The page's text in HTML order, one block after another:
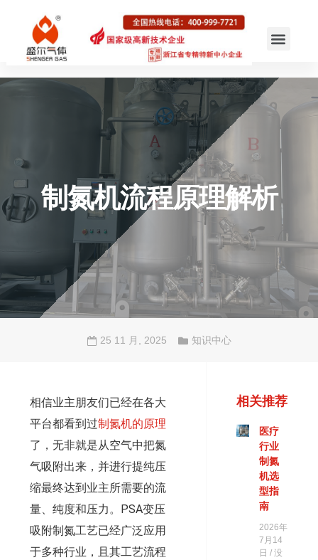
制氮机流程原理解析
25 11 月, 2025 知识中心
相信业主朋友们已经在各大
平台都看到过制氮机的原理
了，无非就是从空气中把氮
气吸附出来，并进行提纯压
缩最终达到业主所需要的流
量、纯度和压力。PSA变压
吸附制氮工艺已经广泛应用
于多种行业，且其工艺流程
相关推荐
医疗
行业
制氮
机选
型指
南
2026年
7月14
日 没